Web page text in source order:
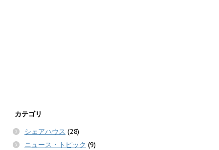
カテゴリ
シェアハウス (28)
ニュース・トピック (9)